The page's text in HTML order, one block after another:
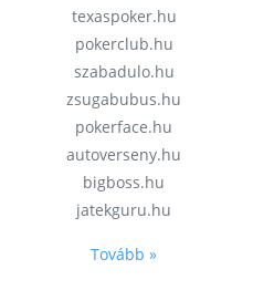
texaspoker.hu
pokerclub.hu
szabadulo.hu
zsugabubus.hu
pokerface.hu
autoverseny.hu
bigboss.hu
jatekguru.hu
Tovább »